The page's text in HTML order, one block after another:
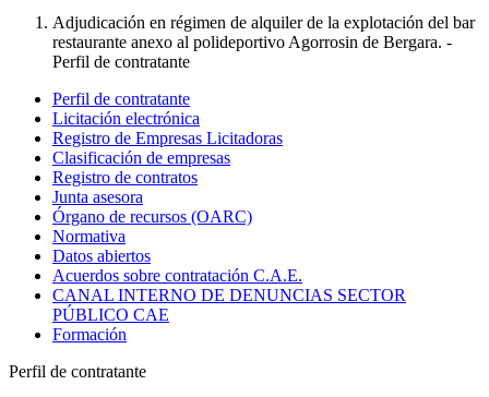
Adjudicación en régimen de alquiler de la explotación del bar
restaurante anexo al polideportivo Agorrosin de Bergara. -
Perfil de contratante
Perfil de contratante
Licitación electrónica
Registro de Empresas Licitadoras
Clasificación de empresas
Registro de contratos
Junta asesora
Órgano de recursos (OARC)
Normativa
Datos abiertos
Acuerdos sobre contratación C.A.E.
CANAL INTERNO DE DENUNCIAS SECTOR
PÚBLICO CAE
Formación
Perfil de contratante